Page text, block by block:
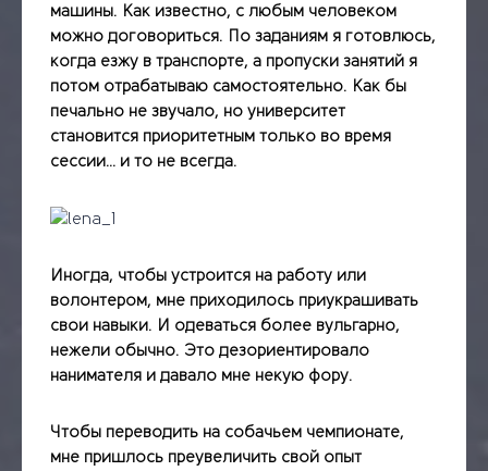
машины. Как известно, с любым человеком
можно договориться. По заданиям я готовлюсь,
когда езжу в транспорте, а пропуски занятий я
потом отрабатываю самостоятельно. Как бы
печально не звучало, но университет
становится приоритетным только во время
сессии… и то не всегда.
Иногда, чтобы устроится на работу или
волонтером, мне приходилось приукрашивать
свои навыки. И одеваться более вульгарно,
нежели обычно. Это дезориентировало
нанимателя и давало мне некую фору.
Чтобы переводить на собачьем чемпионате,
мне пришлось преувеличить свой опыт